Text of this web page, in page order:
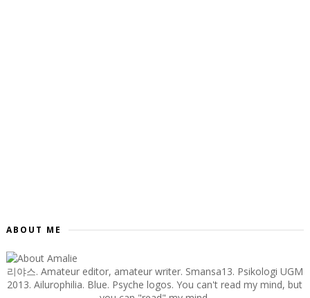
ABOUT ME
리야스. Amateur editor, amateur writer. Smansa13. Psikologi UGM
2013. Ailurophilia. Blue. Psyche logos. You can't read my mind, but